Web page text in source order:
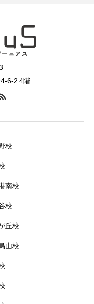
6-2 4階
校
南校
校
丘校
山校